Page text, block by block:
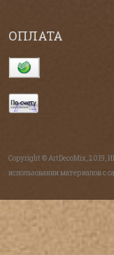
ОПЛАТА
Copyright © ArtDecoMix, 2019,
использовании материалов с